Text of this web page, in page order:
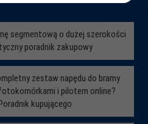
segmentową o dużej szerokości
poradnik zakupowy
zestaw napędu do bramy
i pilotem online?
kupującego